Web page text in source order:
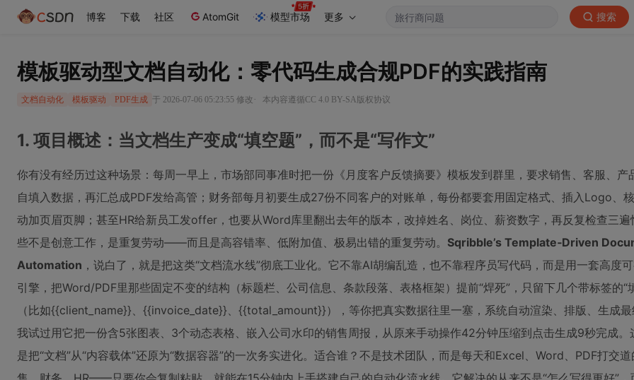
博客 下载 社区 AtomGit 模型市场 更多 搜索
模板驱动型文档自动化：零代码生成合规PDF的实践指南
文档自动化 模板驱动 PDF生成 于 2026-07-06 05:23:55 修改 · 本内容遵循CC 4.0 BY-SA版权协议
1. 项目概述：当文档生产变成“填空题”，而不是“写作文”
你有没有经历过这种场景：每周一早上，市场部同事准时把一份《月度客户反馈摘要》模板发到群里，要求销售、客服、产
自填入数据，再汇总成PDF发给高管；财务部每月初要生成27份不同客户的对账单，每份都要套用固定格式、插入Logo、
动加页眉页脚；甚至HR给新员工发offer，也要从Word库里翻出去年的版本，改掉姓名、岗位、薪资数字，再反复检查三遍
些不是创意工作，是重复劳动——而且是高容错率、低附加值、极易出错的重复劳动。 Sqribble’s Template‑Driven
Automation ，说白了，就是把这类“文档流水线”彻底工业化。它不靠AI胡编乱造，也不靠程序员写代码，而是用一套高度
引擎，把Word/PDF里那些固定不变的结构（标题栏、公司信息、条款段落、表格框架）提前“焊死”，只留下几个带标签的“
（比如{{client_name}}、{{invoice_date}}、{{total_amount}}），等你把真实数据往里一塞，系统自动渲染、排版、生成
我试过用它把一份含5张图表、3个动态表格、嵌入公司水印的销售周报，从原来手动操作42分钟压缩到点击生成9秒完成。
是把“文档”从“内容载体”还原为“数据容器”的一次务实进化。适合谁？不是技术团队，而是每天和Excel、Word、PDF打交